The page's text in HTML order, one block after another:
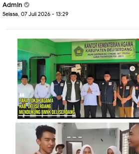
Admin
Selasa, 07 Juli 2026 - 13:29